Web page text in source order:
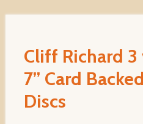
Cliff Richard
7” Card
Discs